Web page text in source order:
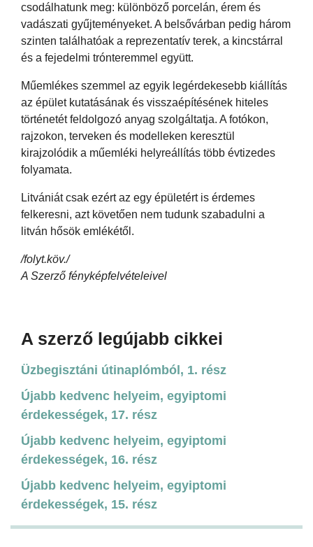
csodálhatunk meg: különböző porcelán, érem és
vadászati gyűjteményeket. A belsővárban pedig három
szinten találhatóak a reprezentatív terek, a kincstárral
és a fejedelmi trónteremmel együtt.
Műemlékes szemmel az egyik legérdekesebb kiállítás
az épület kutatásának és visszaépítésének hiteles
történetét feldolgozó anyag szolgáltatja. A fotókon,
rajzokon, terveken és modelleken keresztül
kirajzolódik a műemléki helyreállítás több évtizedes
folyamata.
Litvániát csak ezért az egy épületért is érdemes
felkeresni, azt követően nem tudunk szabadulni a
litván hősök emlékétől.
/folyt.köv./
A Szerző fényképfelvételeivel
A szerző legújabb cikkei
Üzbegisztáni útinaplómból, 1. rész
Újabb kedvenc helyeim, egyiptomi
érdekességek, 17. rész
Újabb kedvenc helyeim, egyiptomi
érdekességek, 16. rész
Újabb kedvenc helyeim, egyiptomi
érdekességek, 15. rész